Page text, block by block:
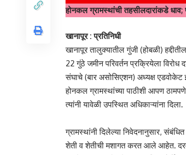
होनकल ग्रामस्थांची तहसीलदारांकडे धाव;
खानापूर : प्रतिनिधी
खानापूर तालुक्यातील गुंजी (होबळी)
22 गुंठे जमीन परिवर्तन प्रक्रियेला
संघाचे (बार असोसिएशन) अध्यक्ष एडवोकेट
होनकल ग्रामस्थांच्या पाठीशी आपण
त्यांनी यावेळी उपस्थित अधिकाऱ्यांना दिला.
ग्रामस्थांनी दिलेल्या निवेदनानुसार,
शेती व शेतीची मशागत करत आले आहेत.